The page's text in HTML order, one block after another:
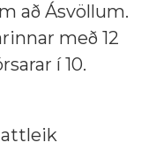
að Ásvöllum.
með 12
í 10.